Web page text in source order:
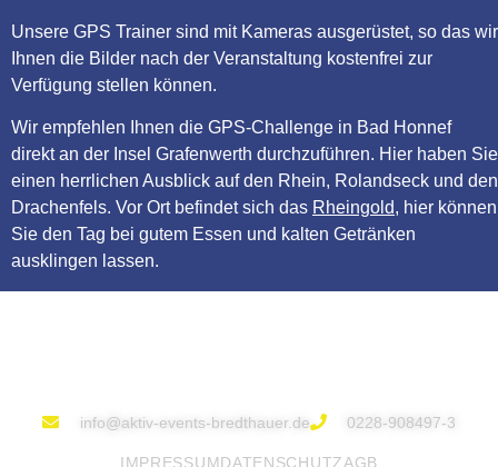
Unsere GPS Trainer sind mit Kameras ausgerüstet, so das wir
Ihnen die Bilder nach der Veranstaltung kostenfrei zur
Verfügung stellen können.
Wir empfehlen Ihnen die GPS-Challenge in Bad Honnef
direkt an der Insel Grafenwerth durchzuführen. Hier haben Sie
einen herrlichen Ausblick auf den Rhein, Rolandseck und den
Drachenfels. Vor Ort befindet sich das Rheingold, hier können
Sie den Tag bei gutem Essen und kalten Getränken
ausklingen lassen.
info@aktiv-events-bredthauer.de 0228-908497-3
IMPRESSUMDATENSCHUTZAGB